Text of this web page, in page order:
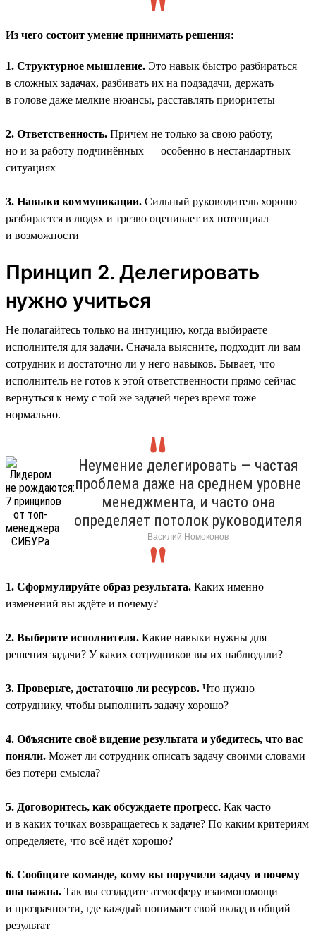
Из чего состоит умение принимать решения:
1. Структурное мышление. Это навык быстро разбираться
в сложных задачах, разбивать их на подзадачи, держать
в голове даже мелкие нюансы, расставлять приоритеты
2. Ответственность. Причём не только за свою работу,
но и за работу подчинённых — особенно в нестандартных
ситуациях
3. Навыки коммуникации. Сильный руководитель хорошо
разбирается в людях и трезво оценивает их потенциал
и возможности
Принцип 2. Делегировать
нужно учиться
Не полагайтесь только на интуицию, когда выбираете
исполнителя для задачи. Сначала выясните, подходит ли вам
сотрудник и достаточно ли у него навыков. Бывает, что
исполнитель не готов к этой ответственности прямо сейчас —
вернуться к нему с той же задачей через время тоже
нормально.
Неумение делегировать — частая
проблема даже на среднем уровне
менеджмента, и часто она
определяет потолок руководителя
Василий Номоконов
1. Сформулируйте образ результата. Каких именно
изменений вы ждёте и почему?
2. Выберите исполнителя. Какие навыки нужны для
решения задачи? У каких сотрудников вы их наблюдали?
3. Проверьте, достаточно ли ресурсов. Что нужно
сотруднику, чтобы выполнить задачу хорошо?
4. Объясните своё видение результата и убедитесь, что вас
поняли. Может ли сотрудник описать задачу своими словами
без потери смысла?
5. Договоритесь, как обсуждаете прогресс. Как часто
и в каких точках возвращаетесь к задаче? По каким критериям
определяете, что всё идёт хорошо?
6. Сообщите команде, кому вы поручили задачу и почему
она важна. Так вы создадите атмосферу взаимопомощи
и прозрачности, где каждый понимает свой вклад в общий
результат